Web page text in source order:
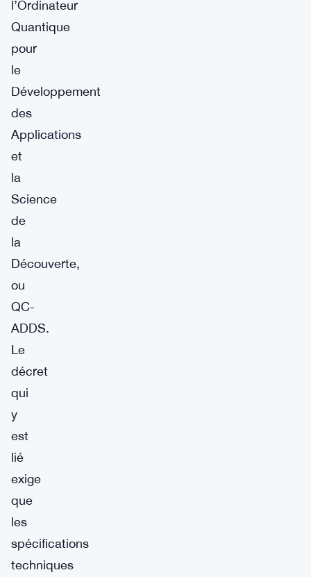
l’Ordinateur
Quantique
pour
le
Développement
des
Applications
et
la
Science
de
la
Découverte,
ou
QC-
ADDS.
Le
décret
qui
y
est
lié
exige
que
les
spécifications
techniques